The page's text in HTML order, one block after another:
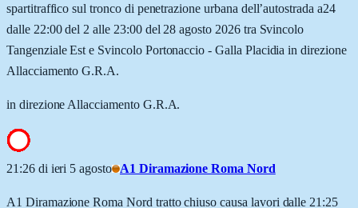
spartitraffico sul tronco di penetrazione urbana dell’autostrada a24
dalle 22:00 del 2 alle 23:00 del 28 agosto 2026 tra Svincolo
Tangenziale Est e Svincolo Portonaccio - Galla Placidia in direzione
Allacciamento G.R.A.
in direzione Allacciamento G.R.A.
21:26 di ieri 5 agosto A1 Diramazione Roma Nord
A1 Diramazione Roma Nord tratto chiuso causa lavori dalle 21:25